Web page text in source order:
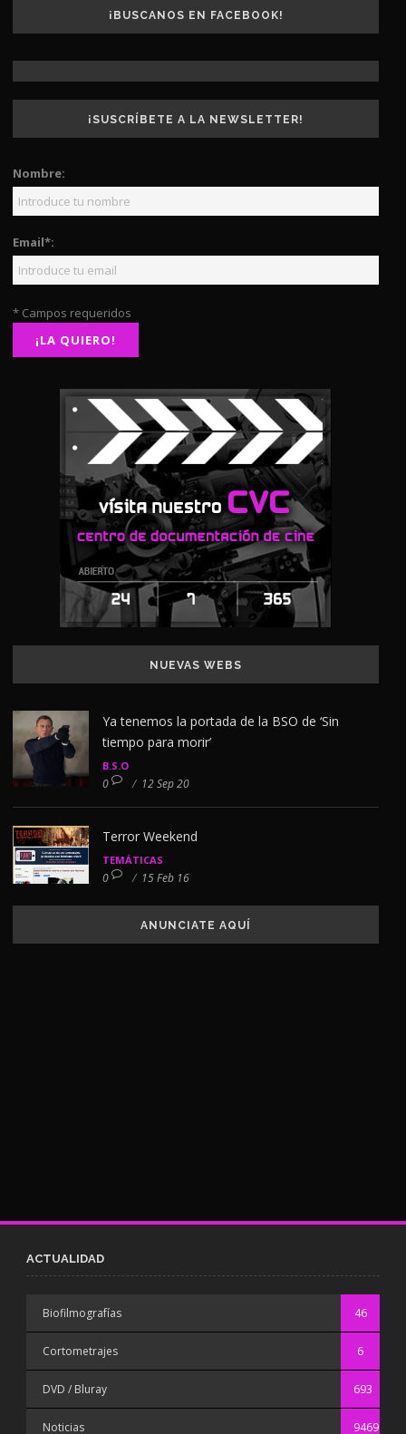
¡BUSCANOS EN FACEBOOK!
¡SUSCRÍBETE A LA NEWSLETTER!
Nombre:
Email*:
* Campos requeridos
NUEVAS WEBS
Ya tenemos la portada de la BSO de ‘Sin
tiempo para morir’
B.S.O
0 / 12 Sep 20
Terror Weekend
TEMÁTICAS
0 / 15 Feb 16
ANUNCIATE AQUÍ
ACTUALIDAD
Biofilmografías 46
Cortometrajes 6
DVD / Bluray 693
Noticias 9469